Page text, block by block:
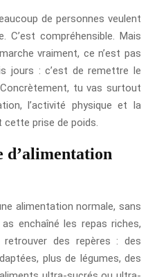
de personnes veulent
C’est compréhensible. Mais
vraiment, ce n’est pas
jours : c’est de remettre le
tu vas surtout
l’activité physique et la
prise de poids.
d’alimentation
alimentation normale, sans
enchaîné les repas riches,
des repères : des
plus de légumes, des